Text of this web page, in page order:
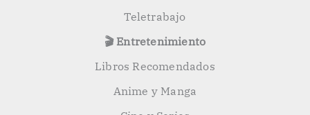
Teletrabajo
🎬 Entretenimiento
Libros Recomendados
Anime y Manga